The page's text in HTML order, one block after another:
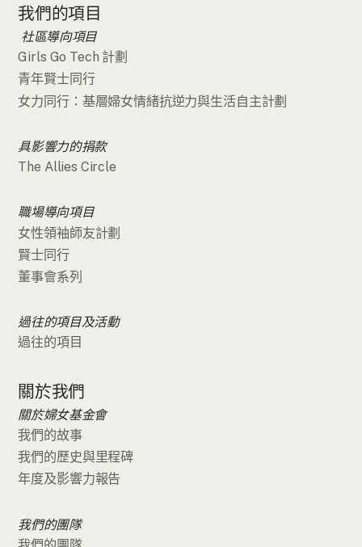
我們的項目
社區導向項目
Girls Go Tech 計劃
青年賢士同行
女力同行：基層婦女情緒抗逆力與生活自主計劃
具影響力的捐款
The Allies Circle
職場導向項目
女性領袖師友計劃
賢士同行
董事會系列
過往的項目及活動
過往的項目
關於我們
關於婦女基金會
我們的故事
我們的歷史與里程碑
年度及影響力報告
我們的團隊